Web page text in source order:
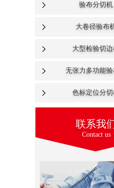
验布分切机
大卷径验布
大型检验切
无张力多功能
色标定位分
联系我
Contact us